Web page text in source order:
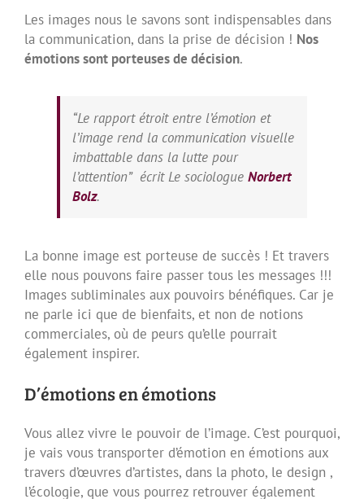
Les images nous le savons sont indispensables dans
la communication, dans la prise de décision ! Nos
émotions sont porteuses de décision.
“Le rapport étroit entre l’émotion et
l’image rend la communication visuelle
imbattable dans la lutte pour
l’attention” écrit Le sociologue Norbert
Bolz.
La bonne image est porteuse de succès ! Et travers
elle nous pouvons faire passer tous les messages !!!
Images subliminales aux pouvoirs bénéfiques. Car je
ne parle ici que de bienfaits, et non de notions
commerciales, où de peurs qu’elle pourrait
également inspirer.
D’émotions en émotions
Vous allez vivre le pouvoir de l’image. C’est pourquoi,
je vais vous transporter d’émotion en émotions aux
travers d’œuvres d’artistes, dans la photo, le design ,
l’écologie, que vous pourrez retrouver également